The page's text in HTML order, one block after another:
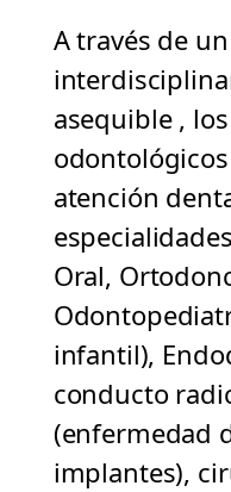
A través de
asequible ,
atención
Oral,
infantil),
conducto
(enfermedad
implantes),